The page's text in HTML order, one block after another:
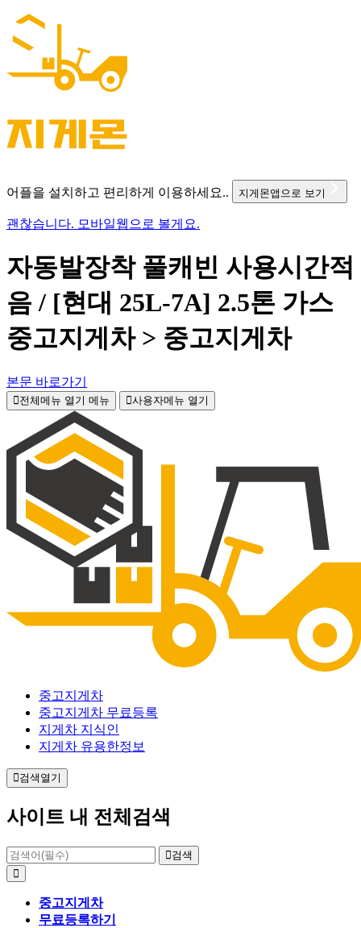
어플을 설치하고 편리하게 이용하세요.. 지게몬앱으로 보기
괜찮습니다. 모바일웹으로 볼게요.
자동발장착 풀캐빈 사용시간적
음 / [현대 25L-7A] 2.5톤 가스
중고지게차 > 중고지게차
본문 바로가기
전체메뉴 열기 메뉴 사용자메뉴 열기
중고지게차
중고지게차 무료등록
지게차 지식인
지게차 유용한정보
검색열기
사이트 내 전체검색
검색
중고지게차
무료등록하기